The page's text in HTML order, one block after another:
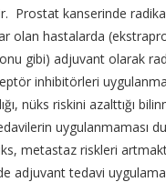
Prostat kanserinde
hastalarda
gibi) adjuvant olarak
inhibitörleri
nüks riskini azalttığı
uygulanmaması
metastaz riskleri
adjuvant tedavi